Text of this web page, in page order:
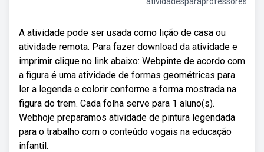
A atividade pode ser usada como lição de casa ou
atividade remota. Para fazer download da atividade e
imprimir clique no link abaixo: Webpinte de acordo com
a figura é uma atividade de formas geométricas para
ler a legenda e colorir conforme a forma mostrada na
figura do trem. Cada folha serve para 1 aluno(s).
Webhoje preparamos atividade de pintura legendada
para o trabalho com o conteúdo vogais na educação
infantil.